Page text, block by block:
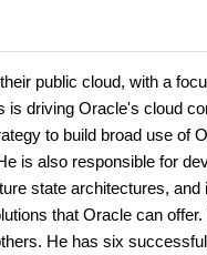
public cloud, with a
driving Oracle's cloud
to build broad use of
is also responsible for
state architectures,
that Oracle can
He has six